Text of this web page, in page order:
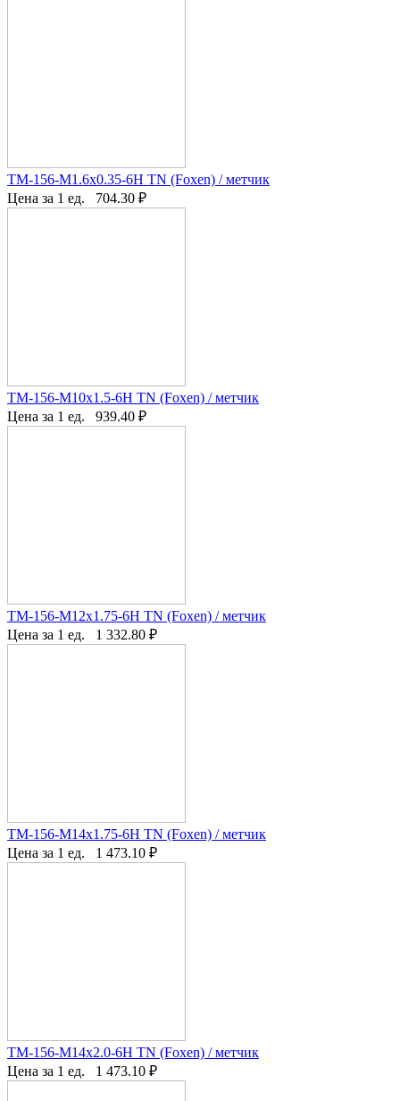
TM-156-M1.6x0.35-6H TN (Foxen) / метчик
Цена за 1 ед.
704.30 ₽
TM-156-M10x1.5-6H TN (Foxen) / метчик
Цена за 1 ед.
939.40 ₽
TM-156-M12x1.75-6H TN (Foxen) / метчик
Цена за 1 ед.
1 332.80 ₽
TM-156-M14x1.75-6H TN (Foxen) / метчик
Цена за 1 ед.
1 473.10 ₽
TM-156-M14x2.0-6H TN (Foxen) / метчик
Цена за 1 ед.
1 473.10 ₽